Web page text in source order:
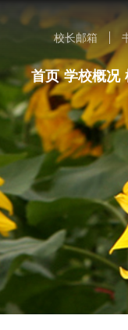
校长邮箱
首页 学校概况